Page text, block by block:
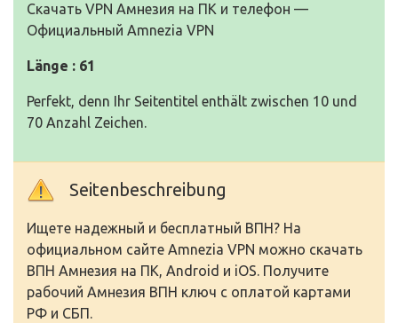
Скачать VPN Амнезия на ПК и телефон —
Официальный Amnezia VPN
Länge : 61
Perfekt, denn Ihr Seitentitel enthält zwischen 10 und
70 Anzahl Zeichen.
Seitenbeschreibung
Ищете надежный и бесплатный ВПН? На
официальном сайте Amnezia VPN можно скачать
ВПН Амнезия на ПК, Android и iOS. Получите
рабочий Амнезия ВПН ключ с оплатой картами
РФ и СБП.